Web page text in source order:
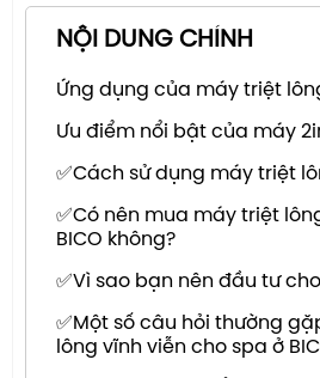
NỘI DUNG CHÍNH
Ứng dụng của máy triệt
Ưu điểm nổi bật của máy
​​​​​​✅Cách sử dụng máy triệt
✅Có nên mua máy triệt
BICO không?
✅Vì sao bạn nên đầu tư
✅Một số câu hỏi thường
lông vĩnh viễn cho spa ở